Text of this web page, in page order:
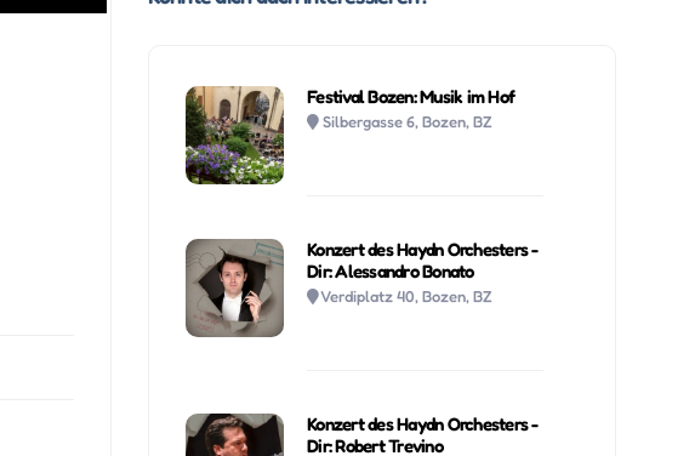
Festival Bozen: Musik im Hof
Silbergasse 6, Bozen, BZ
Konzert des Haydn Orchesters -
Dir: Alessandro Bonato
Verdiplatz 40, Bozen, BZ
Konzert des Haydn Orchesters -
Dir: Robert Trevino